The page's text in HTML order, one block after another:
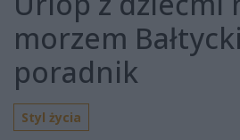
morzem
poradnik
Styl życia